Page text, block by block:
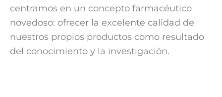
centramos en un concepto farmacéutico
novedoso: ofrecer la excelente calidad de
nuestros propios productos como resultado
del conocimiento y la investigación.